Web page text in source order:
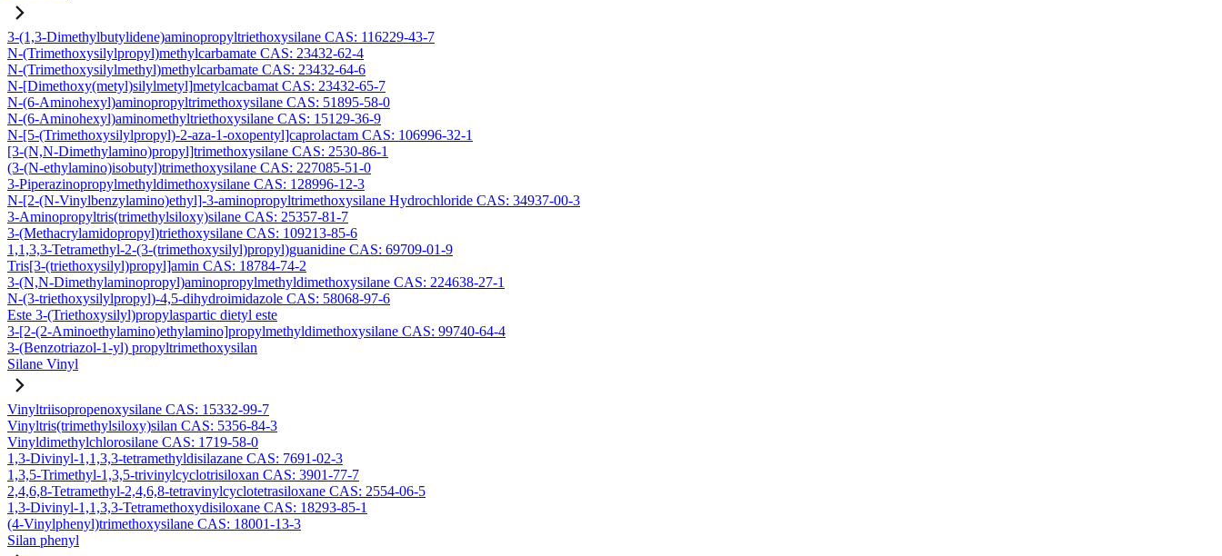
3-(1,3-Dimethylbutylidene)aminopropyltriethoxysilane CAS: 116229-43-7
N-(Trimethoxysilylpropyl)methylcarbamate CAS: 23432-62-4
N-(Trimethoxysilylmethyl)methylcarbamate CAS: 23432-64-6
N-[Dimethoxy(metyl)silylmetyl]metylcacbamat CAS: 23432-65-7
N-(6-Aminohexyl)aminopropyltrimethoxysilane CAS: 51895-58-0
N-(6-Aminohexyl)aminomethyltriethoxysilane CAS: 15129-36-9
N-[5-(Trimethoxysilylpropyl)-2-aza-1-oxopentyl]caprolactam CAS: 106996-32-1
[3-(N,N-Dimethylamino)propyl]trimethoxysilane CAS: 2530-86-1
(3-(N-ethylamino)isobutyl)trimethoxysilane CAS: 227085-51-0
3-Piperazinopropylmethyldimethoxysilane CAS: 128996-12-3
N-[2-(N-Vinylbenzylamino)ethyl]-3-aminopropyltrimethoxysilane Hydrochloride CAS: 34937-00-3
3-Aminopropyltris(trimethylsiloxy)silane CAS: 25357-81-7
3-(Methacrylamidopropyl)triethoxysilane CAS: 109213-85-6
1,1,3,3-Tetramethyl-2-(3-(trimethoxysilyl)propyl)guanidine CAS: 69709-01-9
Tris[3-(triethoxysilyl)propyl]amin CAS: 18784-74-2
3-(N,N-Dimethylaminopropyl)aminopropylmethyldimethoxysilane CAS: 224638-27-1
N-(3-triethoxysilylpropyl)-4,5-dihydroimidazole CAS: 58068-97-6
Este 3-(Triethoxysilyl)propylaspartic dietyl este
3-[2-(2-Aminoethylamino)ethylamino]propylmethyldimethoxysilane CAS: 99740-64-4
3-(Benzotriazol-1-yl) propyltrimethoxysilan
Silane Vinyl
Vinyltriisopropenoxysilane CAS: 15332-99-7
Vinyltris(trimethylsiloxy)silan CAS: 5356-84-3
Vinyldimethylchlorosilane CAS: 1719-58-0
1,3-Divinyl-1,1,3,3-tetramethyldisilazane CAS: 7691-02-3
1,3,5-Trimethyl-1,3,5-trivinylcyclotrisiloxan CAS: 3901-77-7
2,4,6,8-Tetramethyl-2,4,6,8-tetravinylcyclotetrasiloxane CAS: 2554-06-5
1,3-Divinyl-1,1,3,3-Tetramethoxydisiloxane CAS: 18293-85-1
(4-Vinylphenyl)trimethoxysilane CAS: 18001-13-3
Silan phenyl